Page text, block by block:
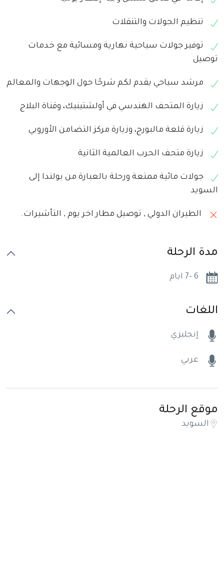
تنظيم الجولات والتنقلات
توفير جولات سياحية نهارية ومسائية مع خدمات
توصيل
مرشد سياحي يقدم لكم شرحًا حول الوجهات والمعالم
زيارة المتحف الهندسي في أولشتينيك، وقناة البلاج
زيارة قلعة مالبورج، وزيارة مركز التضامن الأوروبي
زيارة متحف الحرب العالمية الثانية
جولات مائية ممتعة ورحلة بالعبارة من بولندا إلى
السويد
الطيران الدولي , توصيل مطار اخر يوم , التأشيرات.
مدة الرحلة
6 -7 ايام
اللغات
إنجليزي
عربي
موقع الرحلة
السويد